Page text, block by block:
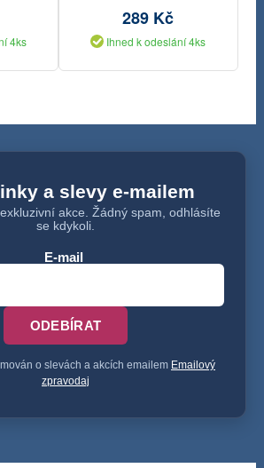
4ks
289 Kč
Ihned k odeslání 4ks
a slevy e-mailem
akce. Žádný spam, odhlásíte
se kdykoli.
E-mail
ODEBÍRAT
o slevách a akcích emailem Emailový
zpravodaj